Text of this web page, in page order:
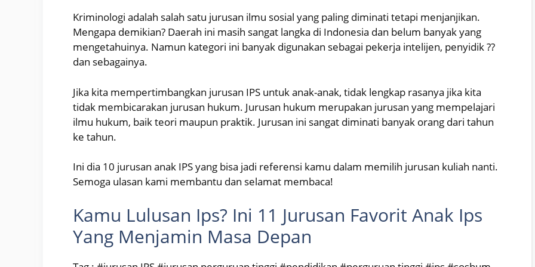
Kriminologi adalah salah satu jurusan ilmu sosial yang paling diminati tetapi menjanjikan.
Mengapa demikian? Daerah ini masih sangat langka di Indonesia dan belum banyak yang
mengetahuinya. Namun kategori ini banyak digunakan sebagai pekerja intelijen, penyidik ??
dan sebagainya.
Jika kita mempertimbangkan jurusan IPS untuk anak-anak, tidak lengkap rasanya jika kita
tidak membicarakan jurusan hukum. Jurusan hukum merupakan jurusan yang mempelajari
ilmu hukum, baik teori maupun praktik. Jurusan ini sangat diminati banyak orang dari tahun
ke tahun.
Ini dia 10 jurusan anak IPS yang bisa jadi referensi kamu dalam memilih jurusan kuliah nanti.
Semoga ulasan kami membantu dan selamat membaca!
Kamu Lulusan Ips? Ini 11 Jurusan Favorit Anak Ips
Yang Menjamin Masa Depan